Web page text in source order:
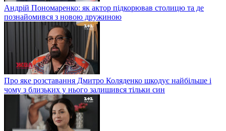
Андрій Пономаренко: як актор підкорював столицю та де
познайомився з новою дружиною
Про яке розставання Дмитро Коляденко шкодує найбільше і
чому з близьких у нього залишився тільки син